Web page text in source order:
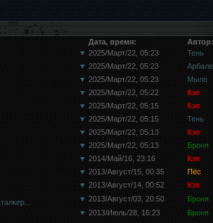
Дата, время:
Автор:
▼ 2025/Март/22, 05:23
Тень
▼ 2025/Март/22, 05:23
▼ 2025/Март/22, 05:23
Мыло
▼ 2025/Март/22, 05:22
Кэп
▼ 2025/Март/22, 05:15
Кэп
▼ 2025/Март/22, 05:15
Тень
▼ 2025/Март/22, 05:13
Кэп
▼ 2025/Март/22, 05:13
Броня
▼ 2014/Май/16, 23:16
Кэп
▼ 2013/Август/15, 00:35
Пёс
▼ 2013/Август/14, 00:52 Кэп
▼ 2013/Август/03, 20:50 Броня
▼ 2013/Июль/28, 16:23 Броня